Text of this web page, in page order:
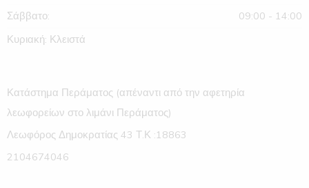
Σάββατο:
09:00 - 14:00
Κυριακή: Κλειστά
Κατάστημα Περάματος (απέναντι από την αφετηρία
λεωφορείων στο λιμάνι Περάματος)
Λεωφόρος Δημοκρατίας 43 Τ.Κ :18863
2104674046